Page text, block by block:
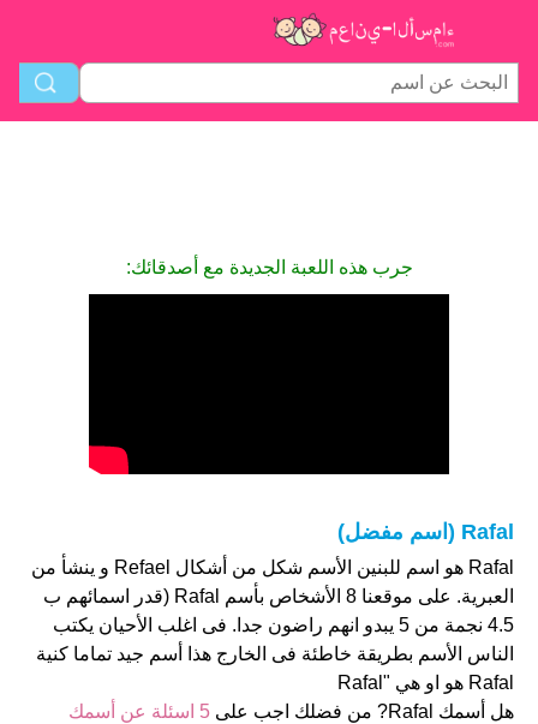
جرب هذه اللعبة الجديدة مع أصدقائك:
Rafal (اسم مفضل)
Rafal هو اسم للبنين الأسم شكل من أشكال Refael و ينشأ من
العبرية. على موقعنا 8 الأشخاص بأسم Rafal (قدر اسمائهم ب
4.5 نجمة من 5 يبدو انهم راضون جدا. فى اغلب الأحيان يكتب
الناس الأسم بطريقة خاطئة فى الخارج هذا أسم جيد تماما كنية
Rafal هو او هي "Rafal
هل أسمك Rafal? من فضلك اجب على
5 اسئلة عن أسمك